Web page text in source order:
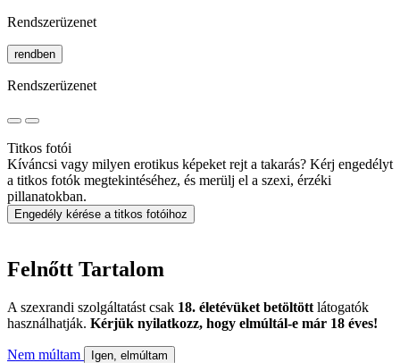
Rendszerüzenet
rendben
Rendszerüzenet
Titkos fotói
Kíváncsi vagy milyen erotikus képeket rejt a takarás? Kérj engedélyt
a titkos fotók megtekintéséhez, és merülj el a szexi, érzéki
pillanatokban.
Engedély kérése a titkos fotóihoz
Felnőtt Tartalom
A szexrandi szolgáltatást csak 18. életévüket betöltött látogatók
használhatják. Kérjük nyilatkozz, hogy elmúltál-e már 18 éves!
Nem múltam Igen, elmúltam